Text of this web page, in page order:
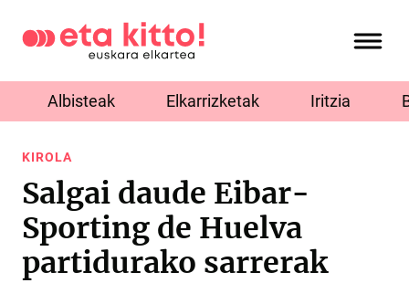
Albisteak Elkarrizketak Iritzia
KIROLA
Salgai daude Eibar-
Sporting de Huelva
partidurako sarrerak